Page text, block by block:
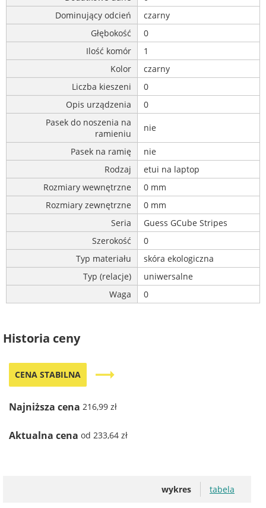
Dominujący odcień
czarny
Głębokość
0
Ilość komór
1
Kolor
czarny
Liczba kieszeni
0
Opis urządzenia
0
Pasek do noszenia na
ramieniu
nie
Pasek na ramię
nie
Rodzaj
etui na laptop
Rozmiary wewnętrzne
0 mm
Rozmiary zewnętrzne
0 mm
Seria
Guess GCube Stripes
Szerokość
0
Typ materiału
skóra ekologiczna
Typ (relacje)
uniwersalne
Waga
0
Historia ceny
CENA STABILNA trending_flat
Najniższa cena 216,99 zł
Aktualna cena od 233,64 zł
wykres tabela